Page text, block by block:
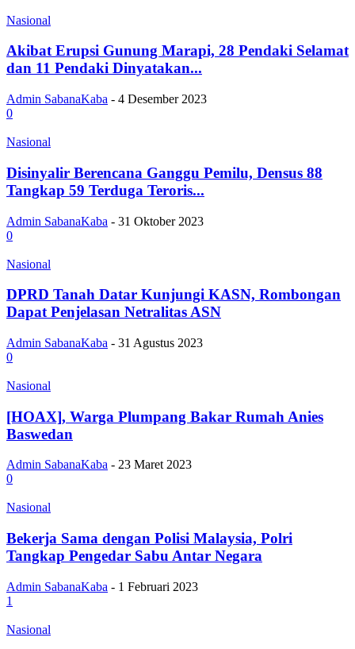
Nasional
Akibat Erupsi Gunung Marapi, 28 Pendaki Selamat
dan 11 Pendaki Dinyatakan...
Admin SabanaKaba - 4 Desember 2023
0
Nasional
Disinyalir Berencana Ganggu Pemilu, Densus 88
Tangkap 59 Terduga Teroris...
Admin SabanaKaba - 31 Oktober 2023
0
Nasional
DPRD Tanah Datar Kunjungi KASN, Rombongan
Dapat Penjelasan Netralitas ASN
Admin SabanaKaba - 31 Agustus 2023
0
Nasional
[HOAX], Warga Plumpang Bakar Rumah Anies
Baswedan
Admin SabanaKaba - 23 Maret 2023
0
Nasional
Bekerja Sama dengan Polisi Malaysia, Polri
Tangkap Pengedar Sabu Antar Negara
Admin SabanaKaba - 1 Februari 2023
1
Nasional